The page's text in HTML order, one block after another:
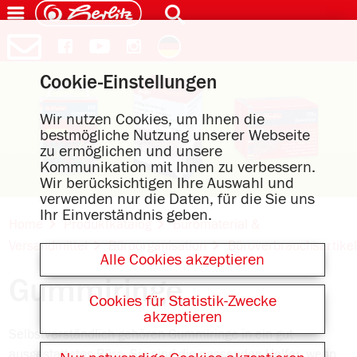
Büromaterial &
Versandmittel
Büroorganisation Büroverbrauchsartikel
Gummiringe
Selbstverständlich gehören Gummiringe in ein gut
Cookie-Einstellungen
Wir nutzen Cookies, um Ihnen die
bestmögliche Nutzung unserer Webseite
zu ermöglichen und unsere
Kommunikation mit Ihnen zu verbessern.
Wir berücksichtigen Ihre Auswahl und
verwenden nur die Daten, für die Sie uns
Ihr Einverständnis geben.
Alle Cookies akzeptieren
Cookies für Statistik-Zwecke
akzeptieren